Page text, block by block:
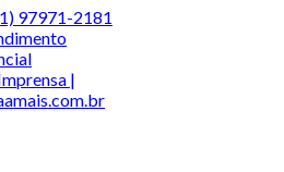
97971-2181
|